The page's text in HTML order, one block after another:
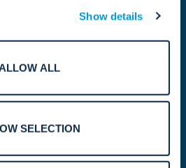
Show details
ALL
SELECTION
globalen
Sicherheit,
Konformität.